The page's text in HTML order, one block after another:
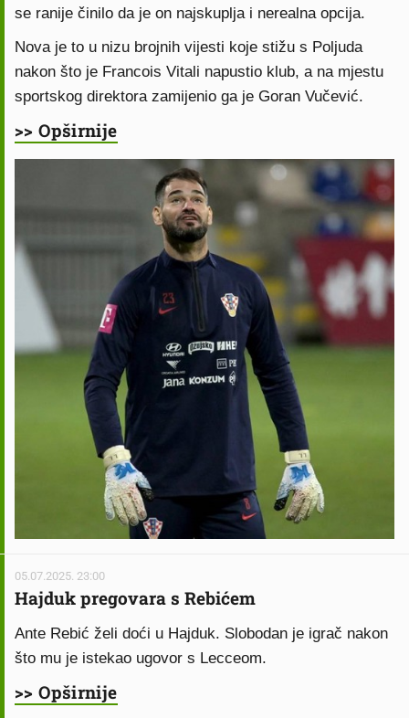
se ranije činilo da je on najskuplja i nerealna opcija.
Nova je to u nizu brojnih vijesti koje stižu s Poljuda
nakon što je Francois Vitali napustio klub, a na mjestu
sportskog direktora zamijenio ga je Goran Vučević.
>> Opširnije
05.07.2025. 23:00
Hajduk pregovara s Rebićem
Ante Rebić želi doći u Hajduk. Slobodan je igrač nakon
što mu je istekao ugovor s Lecceom.
>> Opširnije